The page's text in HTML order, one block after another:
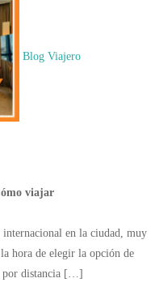
Blog Viajero
viajar
en la ciudad, muy
hora de elegir la opción de
por distancia […]